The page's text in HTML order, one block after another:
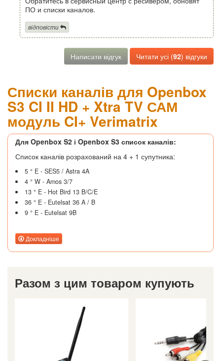
ПО и списки каналов.
відповісти
Написати відгук Читати усі (92) відгуки
Списки каналів для Openbox
S3 CI II HD + Xtra TV САМ
модуль CI+ Verimatrix
Для Openbox S2 і Openbox S3 список каналів:
Список каналів розрахований на 4 + 1 супутника:
5 ° E - SES5 / Astra 4A
4 ° W - Amos 3/7
13 ° E - Hot Bird 13 B/C/E
36 ° E - Eutelsat 36 A / B
9 ° E - Eutelsat 9B
Докладніше
Разом з цим товаром купують